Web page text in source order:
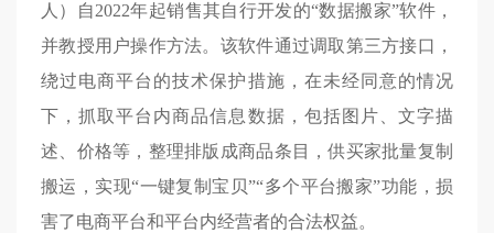
人）自2022年起销售其自行开发的“数据搬家”软件，
并教授用户操作方法。该软件通过调取第三方接口，
绕过电商平台的技术保护措施，在未经同意的情况
下，抓取平台内商品信息数据，包括图片、文字描
述、价格等，整理排版成商品条目，供买家批量复制
搬运，实现“一键复制宝贝”“多个平台搬家”功能，损
害了电商平台和平台内经营者的合法权益。